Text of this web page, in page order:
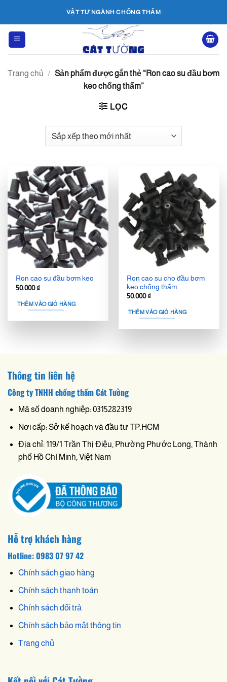
nội
dung
VẬT TƯ NGÀNH CHỐNG THẤM
Trang chủ / Sản phẩm được gắn thẻ “Ron cao su đầu bơm
keo chống thấm”
LỌC
Ron cao su đầu bơm keo
50.000₫
THÊM VÀO GIỎ HÀNG
Ron cao su cho đầu bơm
keo chống thấm
50.000₫
THÊM VÀO GIỎ HÀNG
Thông tin liên hệ
Công ty TNHH chống thấm Cát Tường
Mã số doanh nghiệp: 0315282319
Nơi cấp: Sở kế hoạch và đầu tư TP.HCM
Địa chỉ: 119/1 Trần Thị Điệu, Phường Phước Long, Thành
phố Hồ Chí Minh, Việt Nam
Hỗ trợ khách hàng
Hotline: 0983 07 97 42
Chính sách giao hàng
Chính sách thanh toán
Chính sách đổi trả
Chính sách bảo mật thông tin
Trang chủ